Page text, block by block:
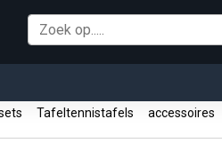
Tafeltennistafels accessoires